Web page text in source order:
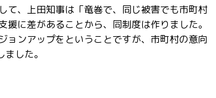
て、上田知事は「竜巻で、同じ被害でも市町村
援に差があることから、同制度は作りました。
ョンアップをということですが、市町村の意向
した。